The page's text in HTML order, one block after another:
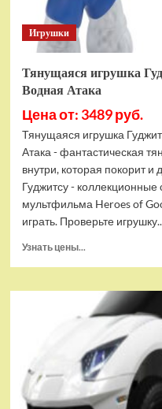
Игрушки
Тянущаяся игрушка
Водная Атака
Цена от: 3489 руб.
Тянущаяся игрушка
Атака - фантастическая
внутри, которая покорит и
Гуджитсу -
мультфильма Heroes of
играть. Проверьте
Узнать цены...
Тянущаяся
игрушка
Гуджитсу
и
Гигабивень
Водная
Атака